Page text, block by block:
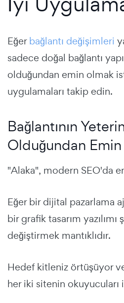
Eğerbağlantı değişimleri
sadece doğal bağlantı
olduğundan emin olmak
uygulamaları takip edin.
Bağlantının
Olduğundan
"Alaka", modern SEO'da
Eğer bir dijital pazarlama
bir grafik tasarım yazılımı
değiştirmek mantıklıdır.
Hedef kitleniz örtüşüyor
her iki sitenin okuyucuları